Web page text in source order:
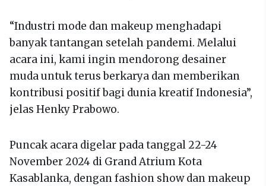
“Industri mode dan makeup menghadapi
banyak tantangan setelah pandemi. Melalui
acara ini, kami ingin mendorong desainer
muda untuk terus berkarya dan memberikan
kontribusi positif bagi dunia kreatif Indonesia”,
jelas Henky Prabowo.
Puncak acara digelar pada tanggal 22-24
November 2024 di Grand Atrium Kota
Kasablanka, dengan fashion show dan makeup